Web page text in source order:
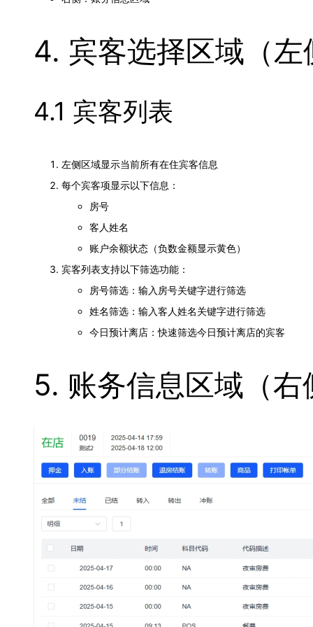
4. 宾客选择区域（左
4.1 宾客列表
左侧区域显示当前所有在住宾客信息
每个宾客项显示以下信息：
房号
客人姓名
账户余额状态（负数金额显示黄色）
宾客列表支持以下筛选功能：
房号筛选：输入房号关键字进行筛选
姓名筛选：输入客人姓名关键字进行筛选
今日预计离店：快速筛选今日预计离店的宾客
5. 账务信息区域（右